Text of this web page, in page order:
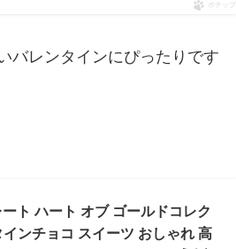
ポチップ
バレンタインにぴったりです
ト ハート オブ ゴールドコレク
ンチョコ スイーツ おしゃれ 高